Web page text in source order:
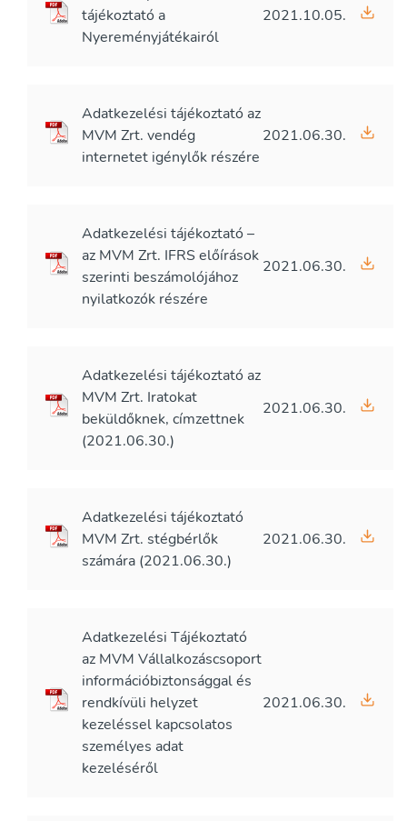
tájékoztató a
Nyereményjátékairól
2021.10.05.
Adatkezelési tájékoztató az
MVM Zrt. vendég
internetet igénylők részére
2021.06.30.
Adatkezelési tájékoztató –
az MVM Zrt. IFRS előírások
szerinti beszámolójához
nyilatkozók részére
2021.06.30.
Adatkezelési tájékoztató az
MVM Zrt. Iratokat
beküldőknek, címzettnek
(2021.06.30.)
2021.06.30.
Adatkezelési tájékoztató
MVM Zrt. stégbérlők
számára (2021.06.30.)
2021.06.30.
Adatkezelési Tájékoztató
az MVM Vállalkozáscsoport
információbiztonsággal és
rendkívüli helyzet
kezeléssel kapcsolatos
személyes adat
kezeléséről
2021.06.30.